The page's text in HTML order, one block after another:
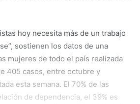
hoy necesita más de un trabajo
sostienen los datos de una
mujeres de todo el país realizada
405 casos, entre octubre y
esta semana. El 70% de las
de dependencia, el 39% es